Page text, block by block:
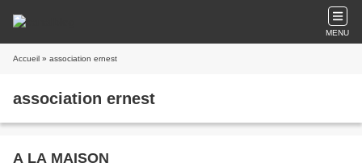
MENU
Accueil » association ernest
association ernest
A LA MAISON